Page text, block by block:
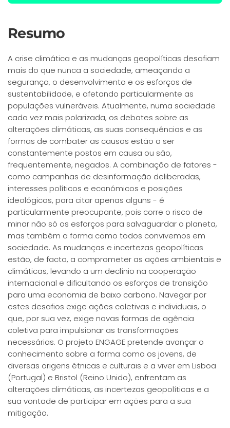
Resumo
A crise climática e as mudanças geopolíticas desafiam
mais do que nunca a sociedade, ameaçando a
segurança, o desenvolvimento e os esforços de
sustentabilidade, e afetando particularmente as
populações vulneráveis. Atualmente, numa sociedade
cada vez mais polarizada, os debates sobre as
alterações climáticas, as suas consequências e as
formas de combater as causas estão a ser
constantemente postos em causa ou são,
frequentemente, negados. A combinação de fatores -
como campanhas de desinformação deliberadas,
interesses políticos e económicos e posições
ideológicas, para citar apenas alguns - é
particularmente preocupante, pois corre o risco de
minar não só os esforços para salvaguardar o planeta,
mas também a forma como todos convivemos em
sociedade. As mudanças e incertezas geopolíticas
estão, de facto, a comprometer as ações ambientais e
climáticas, levando a um declínio na cooperação
internacional e dificultando os esforços de transição
para uma economia de baixo carbono. Navegar por
estes desafios exige ações coletivas e individuais, o
que, por sua vez, exige novas formas de agência
coletiva para impulsionar as transformações
necessárias. O projeto ENGAGE pretende avançar o
conhecimento sobre a forma como os jovens, de
diversas origens étnicas e culturais e a viver em Lisboa
(Portugal) e Bristol (Reino Unido), enfrentam as
alterações climáticas, as incertezas geopolíticas e a
sua vontade de participar em ações para a sua
mitigação.